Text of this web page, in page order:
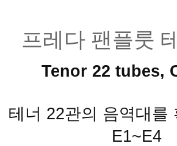
프레다 팬플룻
Tenor 22 tubes,
테너 22관의 음역대를
E1~E4